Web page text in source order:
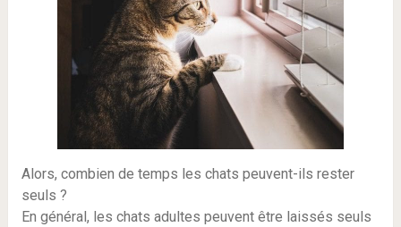
Alors, combien de temps les chats peuvent-ils rester
seuls ?
En général, les chats adultes peuvent être laissés seuls